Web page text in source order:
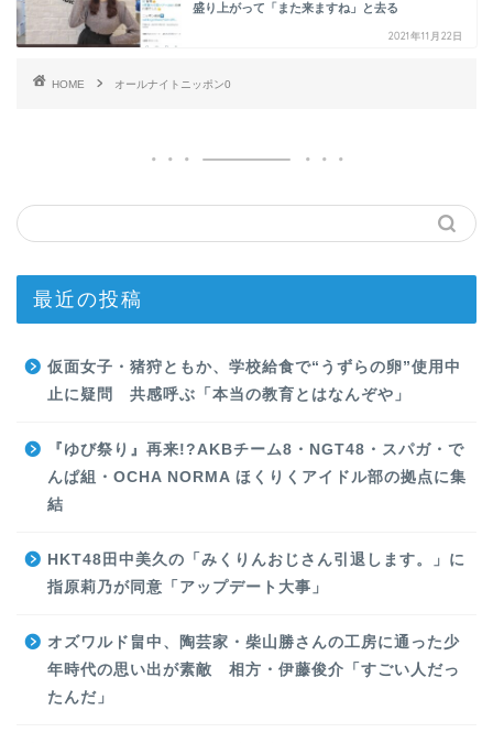
盛り上がって「また来ますね」と去る
2021年11月22日
HOME オールナイトニッポン0
最近の投稿
仮面女子・猪狩ともか、学校給食で“うずらの卵”使用中
止に疑問 共感呼ぶ「本当の教育とはなんぞや」
『ゆび祭り』再来!?AKBチーム8・NGT48・スパガ・で
んぱ組・OCHA NORMA ほくりくアイドル部の拠点に集
結
HKT48田中美久の「みくりんおじさん引退します。」に
指原莉乃が同意「アップデート大事」
オズワルド畠中、陶芸家・柴山勝さんの工房に通った少
年時代の思い出が素敵 相方・伊藤俊介「すごい人だっ
たんだ」